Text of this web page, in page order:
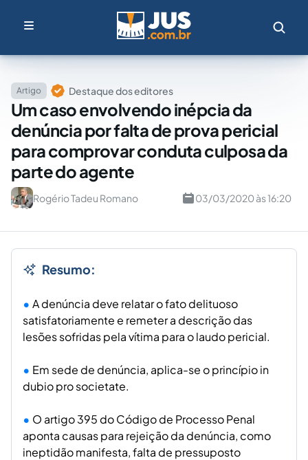
Artigo Destaque dos editores
Um caso envolvendo inépcia da
denúncia por falta de prova pericial
para comprovar conduta culposa da
parte do agente
Rogério Tadeu Romano 03/03/2020 às 16:20
Resumo:
A denúncia deve relatar o fato delituoso
satisfatoriamente e remeter a descrição das
lesões sofridas pela vítima para o laudo pericial.
Em sede de denúncia, aplica-se o princípio in
dubio pro societate.
O artigo 395 do Código de Processo Penal
aponta causas para rejeição da denúncia, como
ineptidão manifesta, falta de pressuposto